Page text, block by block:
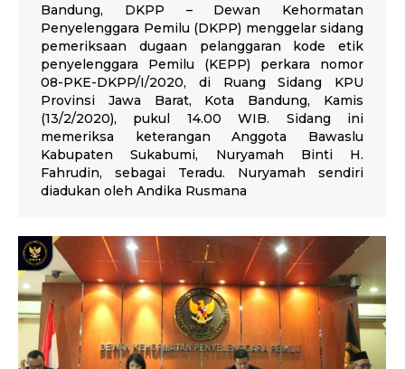
Bandung, DKPP – Dewan Kehormatan
Penyelenggara Pemilu (DKPP) menggelar sidang
pemeriksaan dugaan pelanggaran kode etik
penyelenggara Pemilu (KEPP) perkara nomor
08-PKE-DKPP/I/2020, di Ruang Sidang KPU
Provinsi Jawa Barat, Kota Bandung, Kamis
(13/2/2020), pukul 14.00 WIB. Sidang ini
memeriksa keterangan Anggota Bawaslu
Kabupaten Sukabumi, Nuryamah Binti H.
Fahrudin, sebagai Teradu. Nuryamah sendiri
diadukan oleh Andika Rusmana